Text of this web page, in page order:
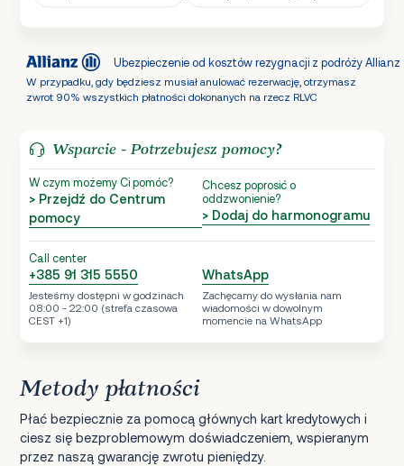
Ubezpieczenie od kosztów rezygnacji z podróży Allianz
W przypadku, gdy będziesz musiał anulować rezerwację, otrzymasz
zwrot 90% wszystkich płatności dokonanych na rzecz RLVC
Wsparcie - Potrzebujesz pomocy?
W czym możemy Ci pomóc?
> Przejdź do Centrum
pomocy
Chcesz poprosić o
oddzwonienie?
> Dodaj do harmonogramu
Call center
+385 91 315 5550
Jesteśmy dostępni w godzinach
08:00 - 22:00 (strefa czasowa
CEST +1)
WhatsApp
Zachęcamy do wysłania nam
wiadomości w dowolnym
momencie na WhatsApp
Metody płatności
Płać bezpiecznie za pomocą głównych kart kredytowych i
ciesz się bezproblemowym doświadczeniem, wspieranym
przez naszą gwarancję zwrotu pieniędzy.